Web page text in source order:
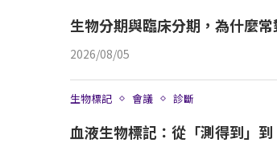
生物分期與臨床分期，為什麼
2026/08/05
生物標記 會議 診斷
血液生物標記：從「測得到」到